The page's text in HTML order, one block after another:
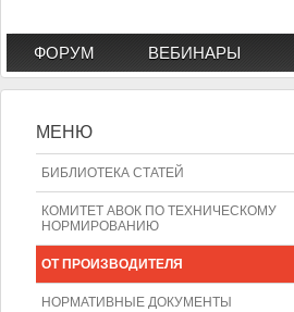
ФОРУМ ВЕБИНАРЫ
МЕНЮ
БИБЛИОТЕКА СТАТЕЙ
КОМИТЕТ АВОК ПО ТЕХНИЧЕСКОМУ
НОРМИРОВАНИЮ
ОТ ПРОИЗВОДИТЕЛЯ
НОРМАТИВНЫЕ ДОКУМЕНТЫ